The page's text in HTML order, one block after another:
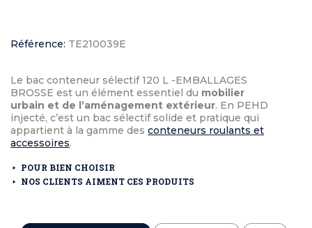
Référence: TE210039E
Le bac conteneur sélectif 120 L -EMBALLAGES
BROSSE est un élément essentiel du mobilier
urbain et de l’aménagement extérieur. En PEHD
injecté, c’est un bac sélectif solide et pratique qui
appartient à la gamme des conteneurs roulants et
accessoires.
POUR BIEN CHOISIR
NOS CLIENTS AIMENT CES PRODUITS